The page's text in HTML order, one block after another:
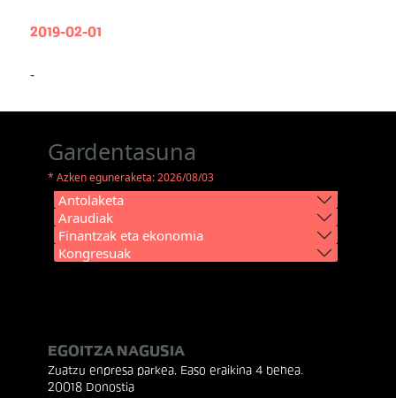
2019-02-01
-
Gardentasuna
* Azken eguneraketa: 2026/08/03
Antolaketa
Araudiak
Finantzak eta ekonomia
Kongresuak
EGOITZA NAGUSIA
Zuatzu enpresa parkea, Easo eraikina 4 behea.
20018 Donostia